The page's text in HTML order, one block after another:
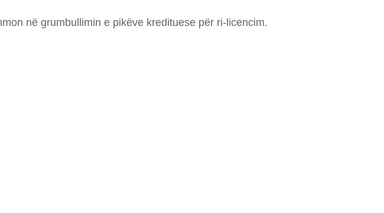
në grumbullimin e pikëve kredituese për ri-licencim.